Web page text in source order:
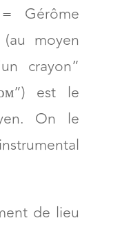
= Gérôme
moyen
crayon”
est le
On le
de lieu